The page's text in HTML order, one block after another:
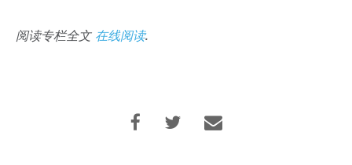
Shop
阅读专栏全文 在线阅读.